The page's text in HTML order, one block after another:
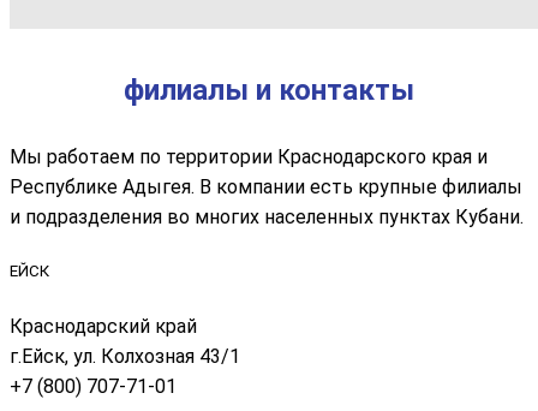
филиалы и контакты
Мы работаем по территории Краснодарского края и
Республике Адыгея. В компании есть крупные филиалы
и подразделения во многих населенных пунктах Кубани.
ЕЙСК
Краснодарский край
г.Ейск, ул. Колхозная 43/1
+7 (800) 707-71-01